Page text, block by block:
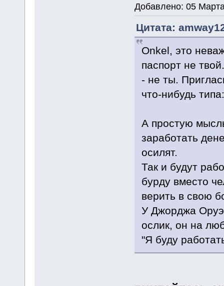
Добавлено: 05
Цитата:
Onkel, это
паспорт не
- не ты.
что-нибудь
А простую
заработать
осилят.
Так и будут
бурду вместо
верить в свою
У Джорджа
ослик, он на
"Я буду